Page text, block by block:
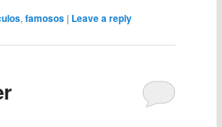
,famosos | Leave a reply